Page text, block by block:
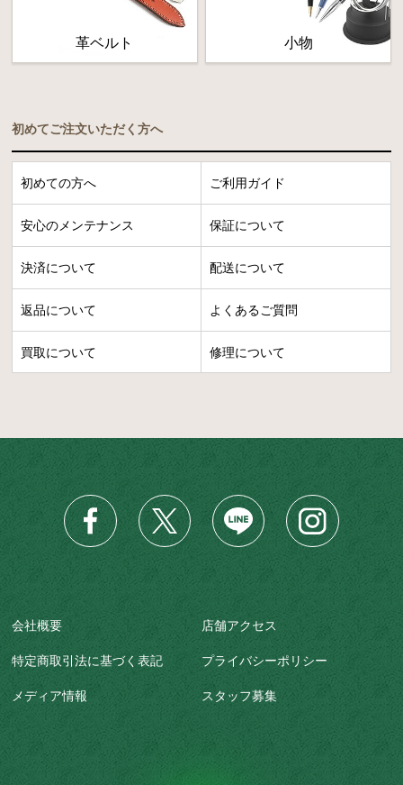
革ベルト 小物
初めてご注文いただく方へ
初めての方へ ご利用ガイド
安心のメンテナンス 保証について
決済について 配送について
返品について よくあるご質問
買取について 修理について
会社概要 店舗アクセス
特定商取引法に基づく表記 プライバシーポリシー
メディア情報 スタッフ募集